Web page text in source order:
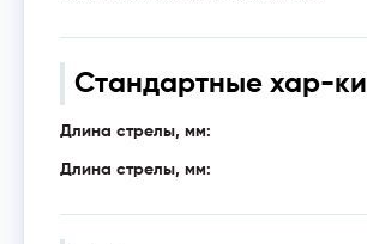
Стандартные хар-ки
Длина стрелы, мм:
Длина стрелы, мм: